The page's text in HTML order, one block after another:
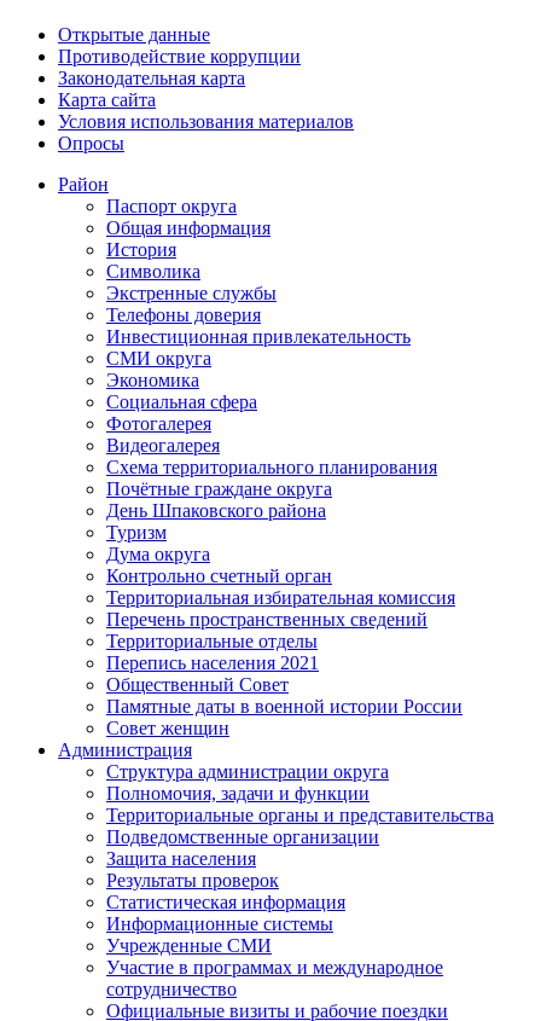
Открытые данные
Противодействие коррупции
Законодательная карта
Карта сайта
Условия использования материалов
Опросы
Район
Паспорт округа
Общая информация
История
Символика
Экстренные службы
Телефоны доверия
Инвестиционная привлекательность
СМИ округа
Экономика
Социальная сфера
Фотогалерея
Видеогалерея
Схема территориального планирования
Почётные граждане округа
День Шпаковского района
Туризм
Дума округа
Контрольно счетный орган
Территориальная избирательная комиссия
Перечень пространственных сведений
Территориальные отделы
Перепись населения 2021
Общественный Совет
Памятные даты в военной истории России
Совет женщин
Администрация
Структура администрации округа
Полномочия, задачи и функции
Территориальные органы и представительства
Подведомственные организации
Защита населения
Результаты проверок
Статистическая информация
Информационные системы
Учрежденные СМИ
Участие в программах и международное
сотрудничество
Официальные визиты и рабочие поездки